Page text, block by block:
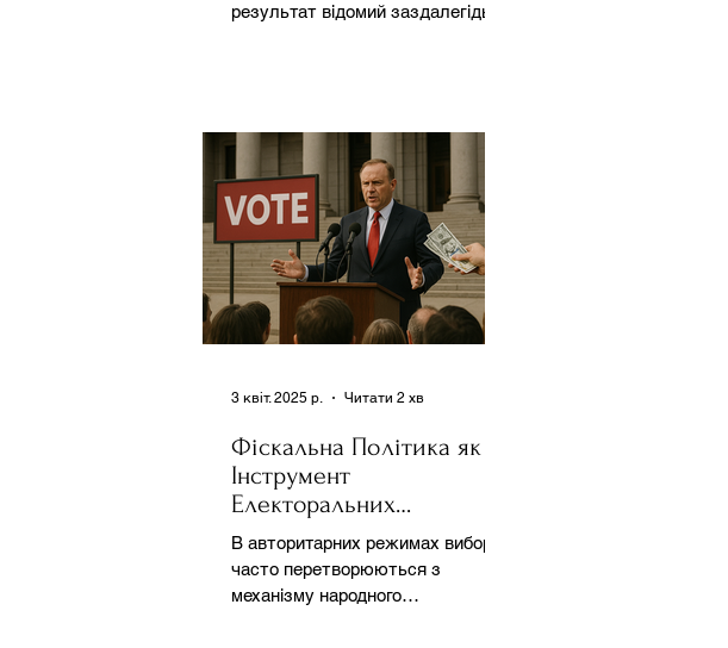
результат відомий заздалегідь.
Фіскальна Політика як
Інструмент
Електоральних
Маніпуляцій в
Автократіях
В авторитарних режимах вибори
часто перетворюються з
механізму народного
3 квіт. 2025 р. Читати 2 хв